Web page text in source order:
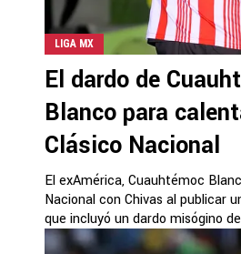
LIGA MX
El dardo de
Blanco para
Clásico Nacional
El exAmérica, Cuauhtémoc
Nacional con Chivas al publicar
que incluyó un dardo misógino